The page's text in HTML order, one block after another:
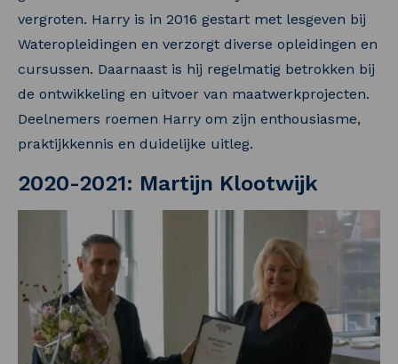
vergroten. Harry is in 2016 gestart met lesgeven bij
Wateropleidingen en verzorgt diverse opleidingen en
cursussen. Daarnaast is hij regelmatig betrokken bij
de ontwikkeling en uitvoer van maatwerkprojecten.
Deelnemers roemen Harry om zijn enthousiasme,
praktijkkennis en duidelijke uitleg.
2020-2021: Martijn Klootwijk